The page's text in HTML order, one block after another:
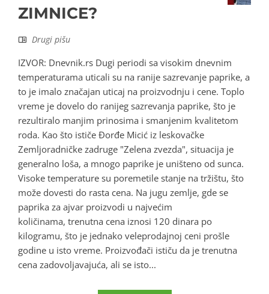
ZIMNICE?
Drugi pišu
IZVOR: Dnevnik.rs Dugi periodi sa visokim dnevnim
temperaturama uticali su na ranije sazrevanje paprike, a
to je imalo značajan uticaj na proizvodnju i cene. Toplo
vreme je dovelo do ranijeg sazrevanja paprike, što je
rezultiralo manjim prinosima i smanjenim kvalitetom
roda. Kao što ističe Đorđe Micić iz leskovačke
Zemljoradničke zadruge "Zelena zvezda", situacija je
generalno loša, a mnogo paprike je uništeno od sunca.
Visoke temperature su poremetile stanje na tržištu, što
može dovesti do rasta cena. Na jugu zemlje, gde se
paprika za ajvar proizvodi u najvećim
količinama, trenutna cena iznosi 120 dinara po
kilogramu, što je jednako veleprodajnoj ceni prošle
godine u isto vreme. Proizvođači ističu da je trenutna
cena zadovoljavajuća, ali se isto...